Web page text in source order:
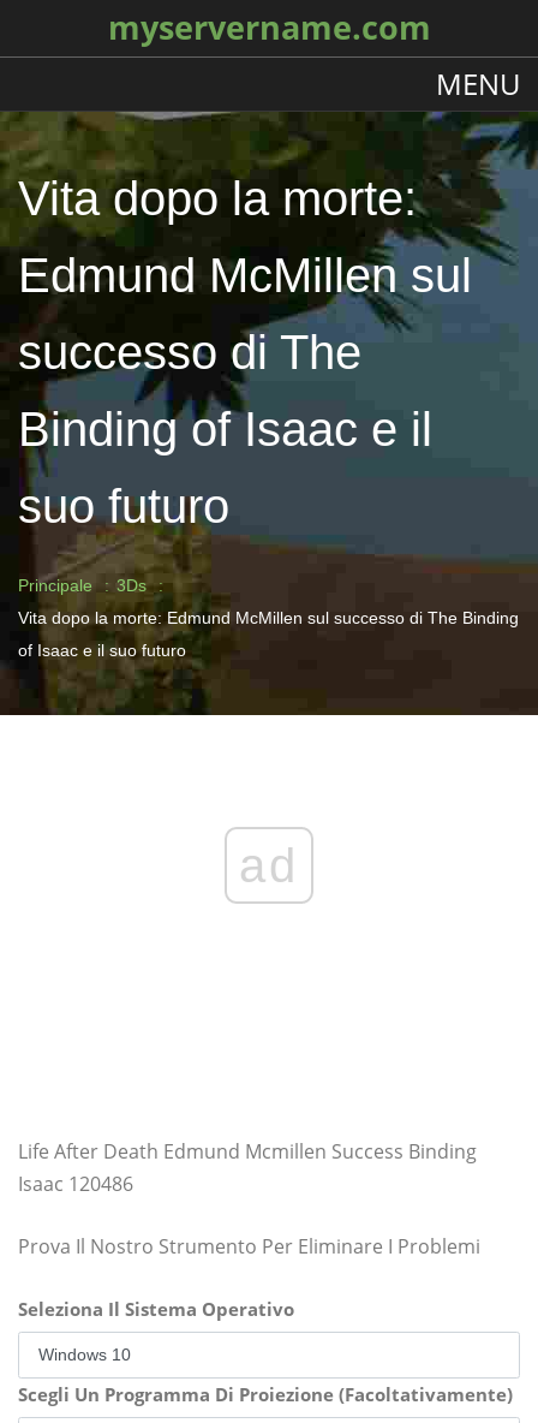
myservername.com
MENU
Vita dopo la morte:
Edmund McMillen sul
successo di The
Binding of Isaac e il
suo futuro
Principale
3Ds
Vita dopo la morte: Edmund McMillen sul successo di The Binding
of Isaac e il suo futuro
ad
Life After Death Edmund Mcmillen Success Binding
Isaac 120486
Prova Il Nostro Strumento Per Eliminare I Problemi
Seleziona Il Sistema Operativo
Scegli Un Programma Di Proiezione (Facoltativamente)